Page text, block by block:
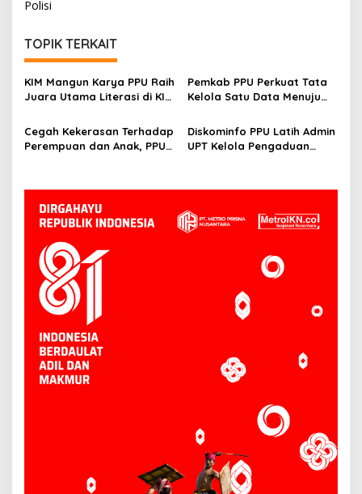
Polisi
TOPIK TERKAIT
KIM Mangun Karya PPU Raih
Juara Utama Literasi di KIM
Paser ke Panggung
Nasional
Pemkab PPU Perkuat Tata
Kelola Satu Data Menuju
Terpadu
Cegah Kekerasan Terhadap
Perempuan dan Anak, PPU
Diskominfo PPU Latih Admin
UPT Kelola Pengaduan